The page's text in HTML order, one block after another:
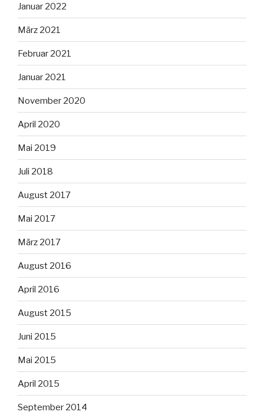
Januar 2022
März 2021
Februar 2021
Januar 2021
November 2020
April 2020
Mai 2019
Juli 2018
August 2017
Mai 2017
März 2017
August 2016
April 2016
August 2015
Juni 2015
Mai 2015
April 2015
September 2014